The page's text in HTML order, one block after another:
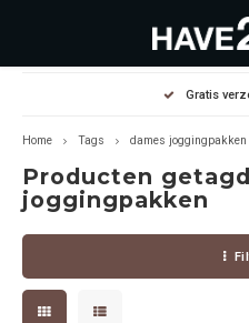
Hoofdmenu /
Jassen Diverse
Winterjassen
Jeans
Hoofdmenu /
Hoodies
Sweaters
Jeans
Hoofdmenu / outlet
Diverse
Heren
Dames
Gratis
Home Tags dames joggingpakken
Producten
joggingpakken